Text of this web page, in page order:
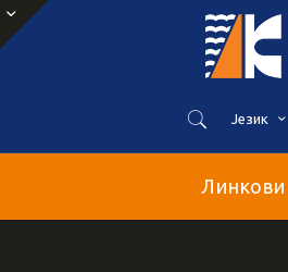
Језик
Линкови